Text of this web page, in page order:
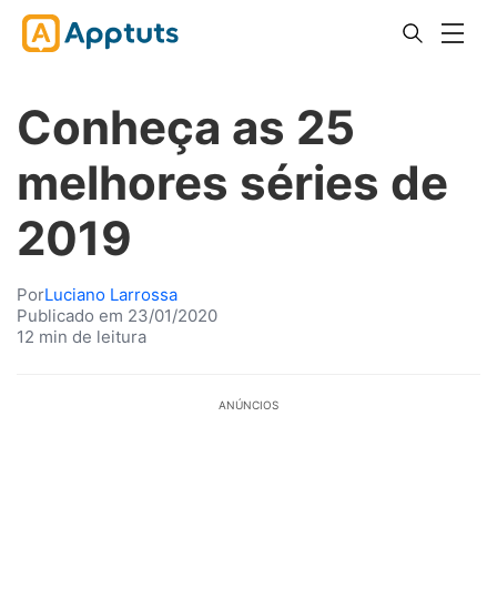
Conheça as 25
melhores séries de
2019
PorLuciano Larrossa
Publicado em 23/01/2020
12 min de leitura
ANÚNCIOS